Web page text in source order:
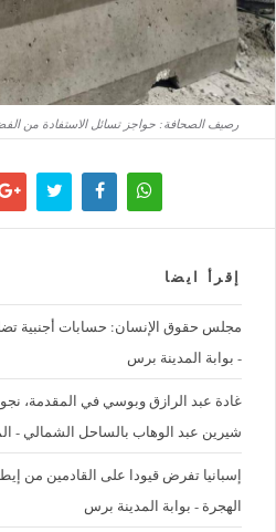
رصيف الصحافة: حواجز تسائل الاستفادة من
إقرأ ايضا
مجلس حقوق الإنسان: حسابات أجنبية
- بوابة المدينة برس
غادة عبد الرازق وبوسي في المقدمة،
شيرين عبد الوهاب بالساحل الشمالي -
إسبانيا تفرض قيودا على القادمين من
الهجرة - بوابة المدينة برس